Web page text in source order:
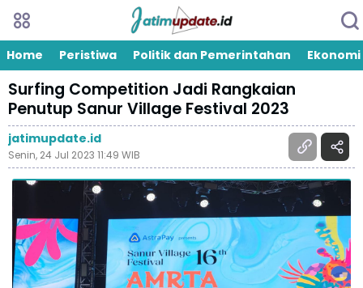
Home Peristiwa Politik dan Pemerintahan Ekonomi
Surfing Competition Jadi Rangkaian
Penutup Sanur Village Festival 2023
jatimupdate.id
Senin, 24 Jul 2023 11:49 WIB